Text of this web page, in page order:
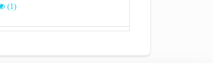
(1)